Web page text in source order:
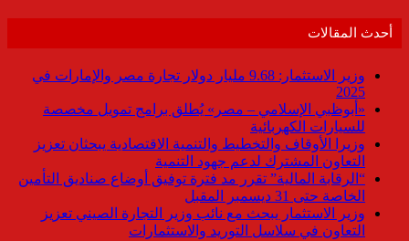
أحدث المقالات
وزير الاستثمار: 9.68 مليار دولار تجارة مصر والإمارات في
2025
«أبوظبي الإسلامي – مصر» يُطلق برامج تمويل مخصصة
للسيارات الكهربائية
وزيرا الأوقاف والتخطيط والتنمية الاقتصادية يبحثان تعزيز
التعاون المشترك لدعم جهود التنمية
“الرقابة المالية” تقرر مد فترة توفيق أوضاع صناديق التأمين
الخاصة حتى 31 ديسمبر المقبل
وزير الاستثمار يبحث مع نائب وزير التجارة الصيني تعزيز
التعاون في سلاسل التوريد والاستثمارات